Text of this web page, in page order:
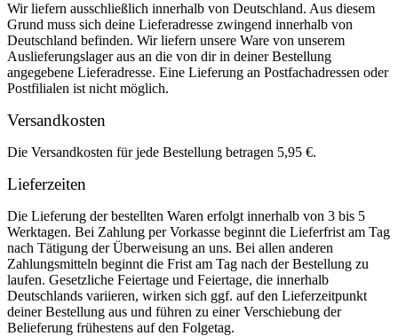
Wir liefern ausschließlich innerhalb von Deutschland. Aus diesem
Grund muss sich deine Lieferadresse zwingend innerhalb von
Deutschland befinden. Wir liefern unsere Ware von unserem
Auslieferungslager aus an die von dir in deiner Bestellung
angegebene Lieferadresse. Eine Lieferung an Postfachadressen oder
Postfilialen ist nicht möglich.
Versandkosten
Die Versandkosten für jede Bestellung betragen 5,95 €.
Lieferzeiten
Die Lieferung der bestellten Waren erfolgt innerhalb von 3 bis 5
Werktagen. Bei Zahlung per Vorkasse beginnt die Lieferfrist am Tag
nach Tätigung der Überweisung an uns. Bei allen anderen
Zahlungsmitteln beginnt die Frist am Tag nach der Bestellung zu
laufen. Gesetzliche Feiertage und Feiertage, die innerhalb
Deutschlands variieren, wirken sich ggf. auf den Lieferzeitpunkt
deiner Bestellung aus und führen zu einer Verschiebung der
Belieferung frühestens auf den Folgetag.